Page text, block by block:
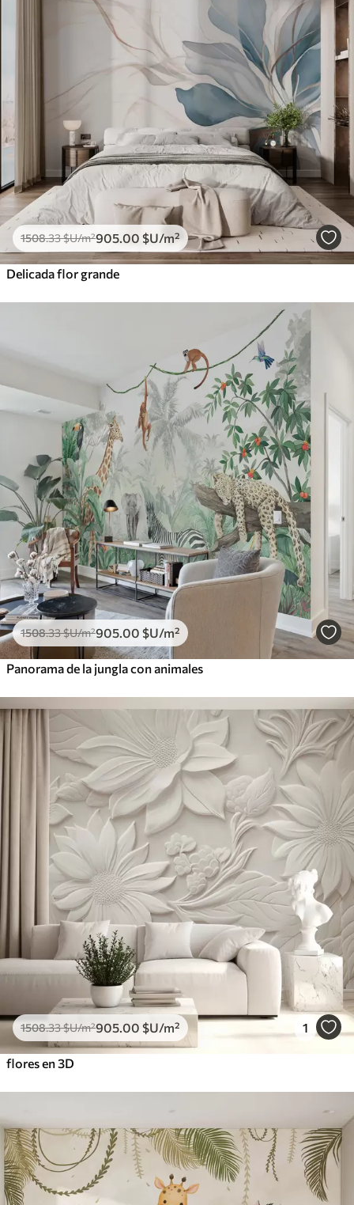
1508.33$U/m²905 .00 $U/m²
Delicada flor grande
1508.33$U/m²905 .00 $U/m²
Panorama de la jungla con animales
1508.33$U/m²905 .00 $U/m² 1
flores en 3D